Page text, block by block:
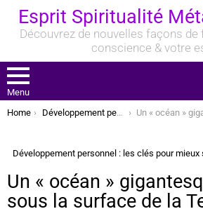
Esprit Spiritualité
Découvrez de nouvelles façons
conscience & votre
Menu
You are here:
Home Développement personnel : les clés pour mieux se connaître Un « océan » gigantesque à 640 km sous la surface
Développement personnel : les clés pour mieux
Un « océan »
sous la surface de la